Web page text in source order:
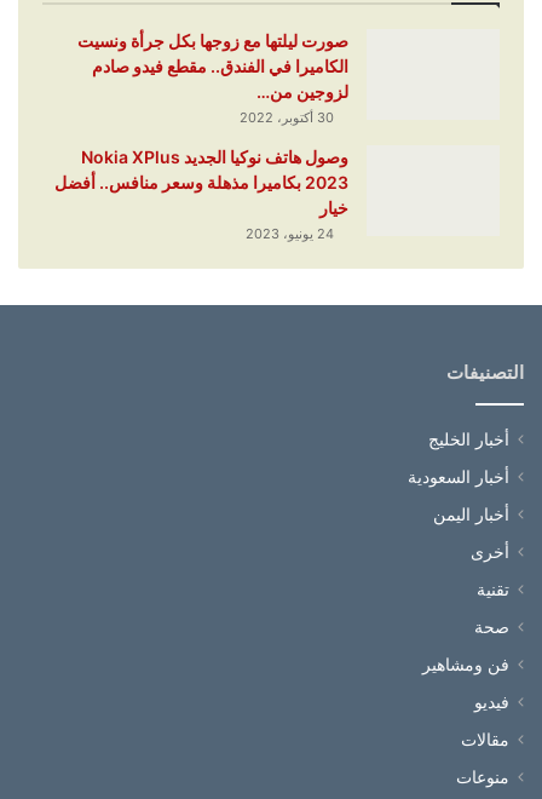
صورت ليلتها مع زوجها بكل جرأة ونسيت
الكاميرا في الفندق.. مقطع فيدو صادم
لزوجين من…
30 أكتوبر، 2022
وصول هاتف نوكيا الجديد Nokia XPlus
2023 بكاميرا مذهلة وسعر منافس.. أفضل
خيار
24 يونيو، 2023
التصنيفات
أخبار الخليج
أخبار السعودية
أخبار اليمن
أخرى
تقنية
صحة
فن ومشاهير
فيديو
مقالات
منوعات